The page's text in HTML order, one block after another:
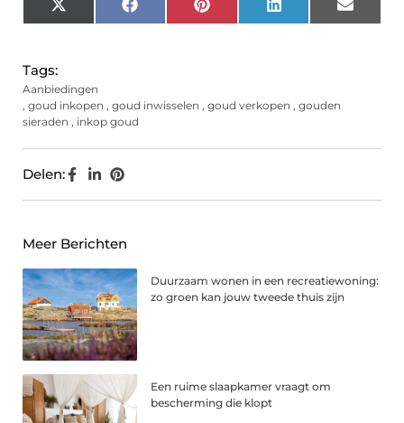
X
(Twitter)
FacebookPinterest LinkedIn Email
Tags:
Aanbiedingen
, goud inkopen , goud inwisselen , goud verkopen , gouden
sieraden , inkop goud
Delen:
Meer Berichten
Duurzaam wonen in een recreatiewoning:
zo groen kan jouw tweede thuis zijn
Een ruime slaapkamer vraagt om
bescherming die klopt